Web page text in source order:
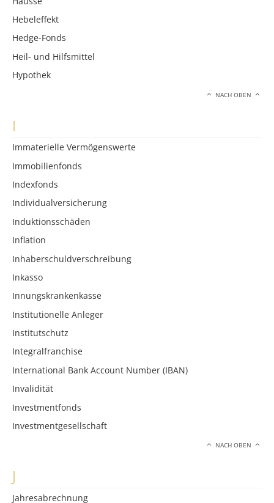
Hebeleffekt
Hedge-Fonds
Heil- und Hilfsmittel
Hypothek
NACH OBEN
I
Immaterielle Vermögenswerte
Immobilienfonds
Indexfonds
Individualversicherung
Induktionsschäden
Inflation
Inhaberschuldverschreibung
Inkasso
Innungskrankenkasse
Institutionelle Anleger
Institutschutz
Integralfranchise
International Bank Account Number (IBAN)
Invalidität
Investmentfonds
Investmentgesellschaft
NACH OBEN
J
Jahresabrechnung